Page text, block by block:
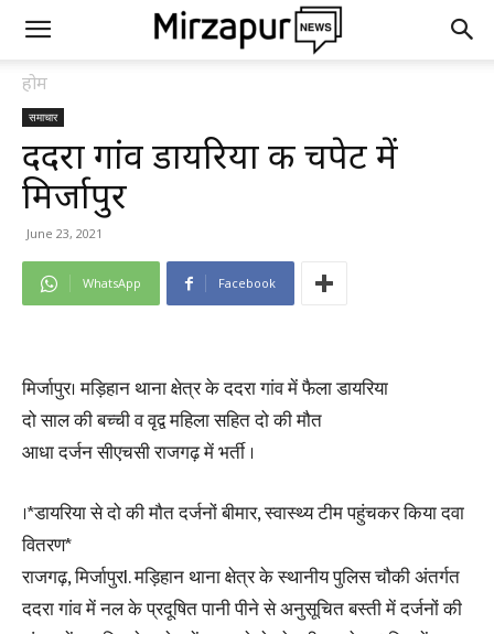
होम
समाचार
ददरा गांव डायरिया की चपेट में
मिर्जापुर
June 23, 2021
WhatsApp Facebook
मिर्जापुर। मड़िहान थाना क्षेत्र के ददरा गांव में फैला डायरिया
दो साल की बच्ची व वृद्व महिला सहित दो की मौत
आधा दर्जन सीएचसी राजगढ़ में भर्ती ।
।*डायरिया से दो की मौत दर्जनों बीमार, स्वास्थ्य टीम पहुंचकर किया दवा
वितरण*
राजगढ़, मिर्जापुरl. मड़िहान थाना क्षेत्र के स्थानीय पुलिस चौकी अंतर्गत
ददरा गांव में नल के प्रदूषित पानी पीने से अनुसूचित बस्ती में दर्जनों की